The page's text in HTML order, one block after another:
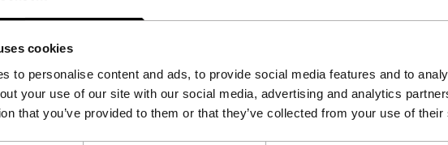
cookies
to personalise content and ads, to provide social media features and to
your use of our site with our social media, advertising and analytics
that you’ve provided to them or that they’ve collected from your use of
in een geënscenee